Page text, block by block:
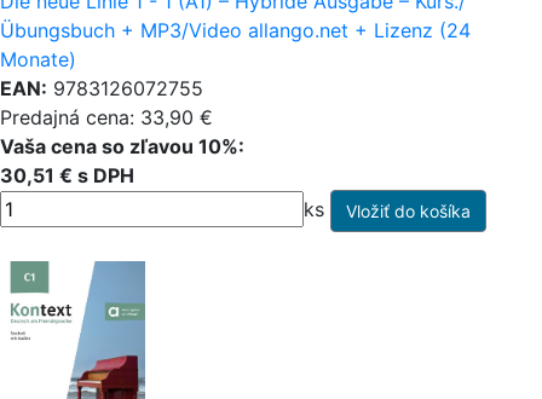
Übungsbuch + MP3/Video allango.net + Lizenz (24
Monate)
EAN: 9783126072755
Predajná cena: 33,90 €
Vaša cena so zľavou 10%:
30,51 € s DPH
ks